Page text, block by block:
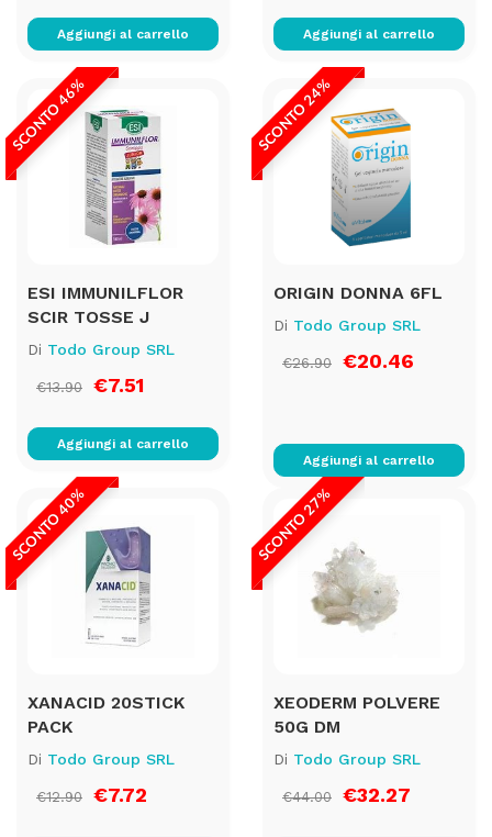
Aggiungi al carrello Aggiungi al carrello
SCONTO 46%
ESI IMMUNILFLOR
SCIR TOSSE J
Di Todo Group SRL
€13.90 €7.51
Aggiungi al carrello
SCONTO 24%
ORIGIN DONNA 6FL
Di Todo Group SRL
€26.90 €20.46
Aggiungi al carrello
SCONTO 40%
XANACID 20STICK
PACK
Di Todo Group SRL
€12.90 €7.72
SCONTO 27%
XEODERM POLVERE
50G DM
Di Todo Group SRL
€44.00 €32.27